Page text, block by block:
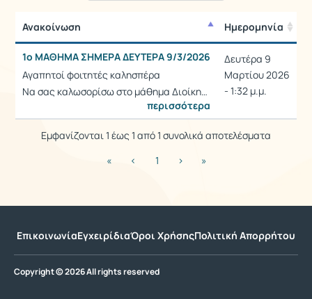
Ανακοίνωση
Ημερομηνία
Ανακοίνωση
1ο ΜΑΘΗΜΑ ΣΗΜΕΡΑ ΔΕΥΤΕΡΑ 9/3/2026
Αγαπητοί φοιτητές καλησπέρα
Να σας καλωσορίσω στο μάθημα Διοίκη…
περισσότερα
Δευτέρα 9
Μαρτίου 2026
- 1:32 μ.μ.
Εμφανίζονται 1 έως 1 από 1 συνολικά αποτελέσματα
«
‹ 1 › »
ΕπικοινωνίαΕγχειρίδιαΌροι ΧρήσηςΠολιτική Απορρήτου
Copyright © 2026 All rights reserved